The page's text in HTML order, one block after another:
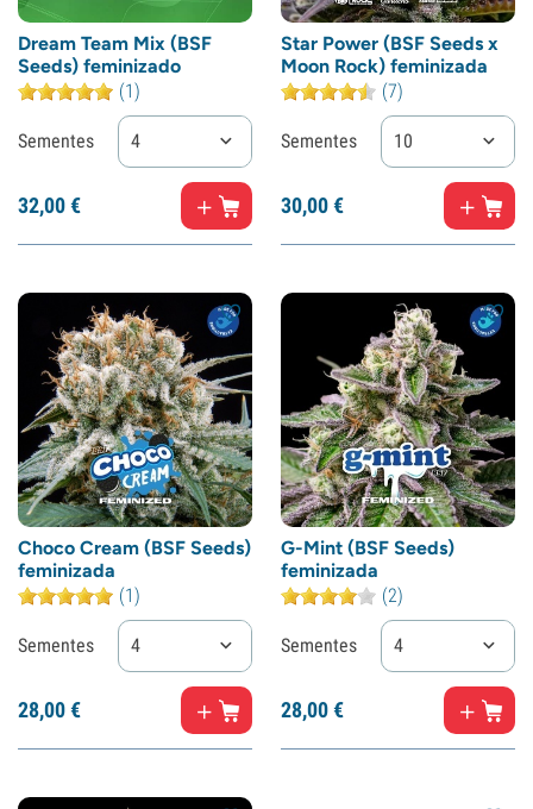
Dream Team Mix (BSF
Seeds) feminizado
(1)
Sementes 4
32,00€
Star Power (BSF Seeds x
Moon Rock) feminizada
(7)
Sementes 10
30,00€
Choco Cream (BSF Seeds)
feminizada
(1)
Sementes 4
28,00€
G-Mint (BSF Seeds)
feminizada
(2)
Sementes 4
28,00€